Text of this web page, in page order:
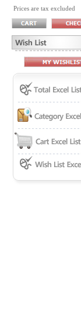
Prices are tax excluded